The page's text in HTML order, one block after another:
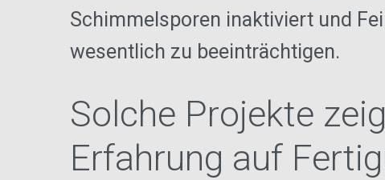
Schimmelsporen inaktiviert und
wesentlich zu beeinträchtigen.
Solche Projekte
Erfahrung auf